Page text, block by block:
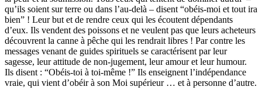
qu’ils soient sur terre ou dans l’au-delà – disent “obéis-moi et tout ira
bien” ! Leur but et de rendre ceux qui les écoutent dépendants
d’eux. Ils vendent des poissons et ne veulent pas que leurs acheteurs
découvrent la canne à pêche qui les rendrait libres ! Par contre les
messages venant de guides spirituels se caractérisent par leur
sagesse, leur attitude de non-jugement, leur amour et leur humour.
Ils disent : “Obéis-toi à toi-même !” Ils enseignent l’indépendance
vraie, qui vient d’obéir à son Moi supérieur … et à personne d’autre.